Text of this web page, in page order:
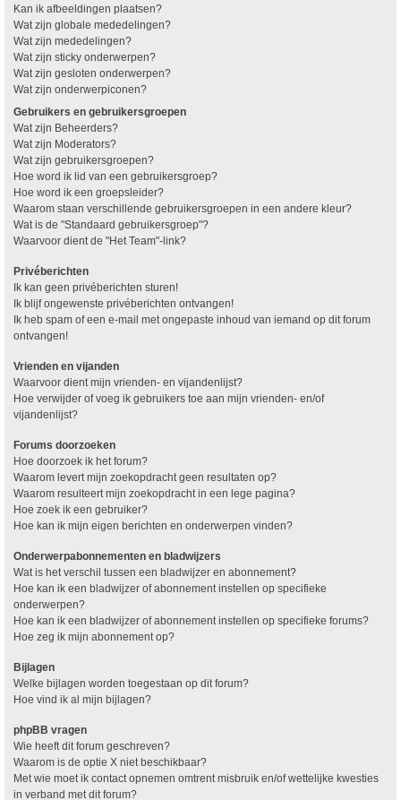
Kan ik afbeeldingen plaatsen?
Wat zijn globale mededelingen?
Wat zijn mededelingen?
Wat zijn sticky onderwerpen?
Wat zijn gesloten onderwerpen?
Wat zijn onderwerpiconen?
Gebruikers en gebruikersgroepen
Wat zijn Beheerders?
Wat zijn Moderators?
Wat zijn gebruikersgroepen?
Hoe word ik lid van een gebruikersgroep?
Hoe word ik een groepsleider?
Waarom staan verschillende gebruikersgroepen in een andere kleur?
Wat is de "Standaard gebruikersgroep"?
Waarvoor dient de "Het Team"-link?
Privéberichten
Ik kan geen privéberichten sturen!
Ik blijf ongewenste privéberichten ontvangen!
Ik heb spam of een e-mail met ongepaste inhoud van iemand op dit forum
ontvangen!
Vrienden en vijanden
Waarvoor dient mijn vrienden- en vijandenlijst?
Hoe verwijder of voeg ik gebruikers toe aan mijn vrienden- en/of
vijandenlijst?
Forums doorzoeken
Hoe doorzoek ik het forum?
Waarom levert mijn zoekopdracht geen resultaten op?
Waarom resulteert mijn zoekopdracht in een lege pagina?
Hoe zoek ik een gebruiker?
Hoe kan ik mijn eigen berichten en onderwerpen vinden?
Onderwerpabonnementen en bladwijzers
Wat is het verschil tussen een bladwijzer en abonnement?
Hoe kan ik een bladwijzer of abonnement instellen op specifieke
onderwerpen?
Hoe kan ik een bladwijzer of abonnement instellen op specifieke forums?
Hoe zeg ik mijn abonnement op?
Bijlagen
Welke bijlagen worden toegestaan op dit forum?
Hoe vind ik al mijn bijlagen?
phpBB vragen
Wie heeft dit forum geschreven?
Waarom is de optie X niet beschikbaar?
Met wie moet ik contact opnemen omtrent misbruik en/of wettelijke kwesties
in verband met dit forum?